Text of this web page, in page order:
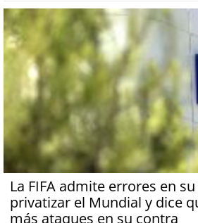
La FIFA admite errores en
privatizar el Mundial y dice
más ataques en su contra